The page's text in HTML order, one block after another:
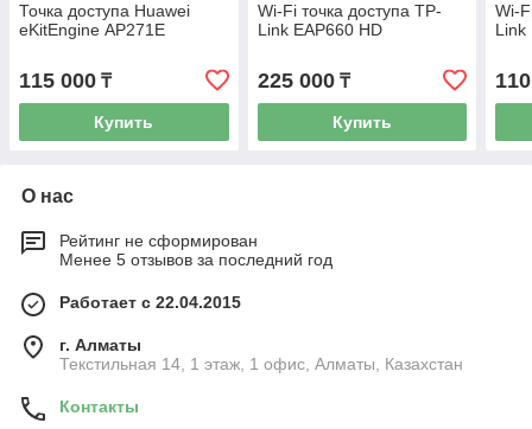
Точка доступа Huawei
еKitЕnginе AP271E
115 000 ₸
Купить
Wi-Fi точка доступа TP-
Link EAP660 HD
225 000₸
Купить
Wi-
Link
О нас
Рейтинг не сформирован
Менее 5 отзывов за последний год
Работает с 22.04.2015
г. Алматы
Текстильная 14, 1 этаж, 1 офис, Алматы, Казахстан
Контакты